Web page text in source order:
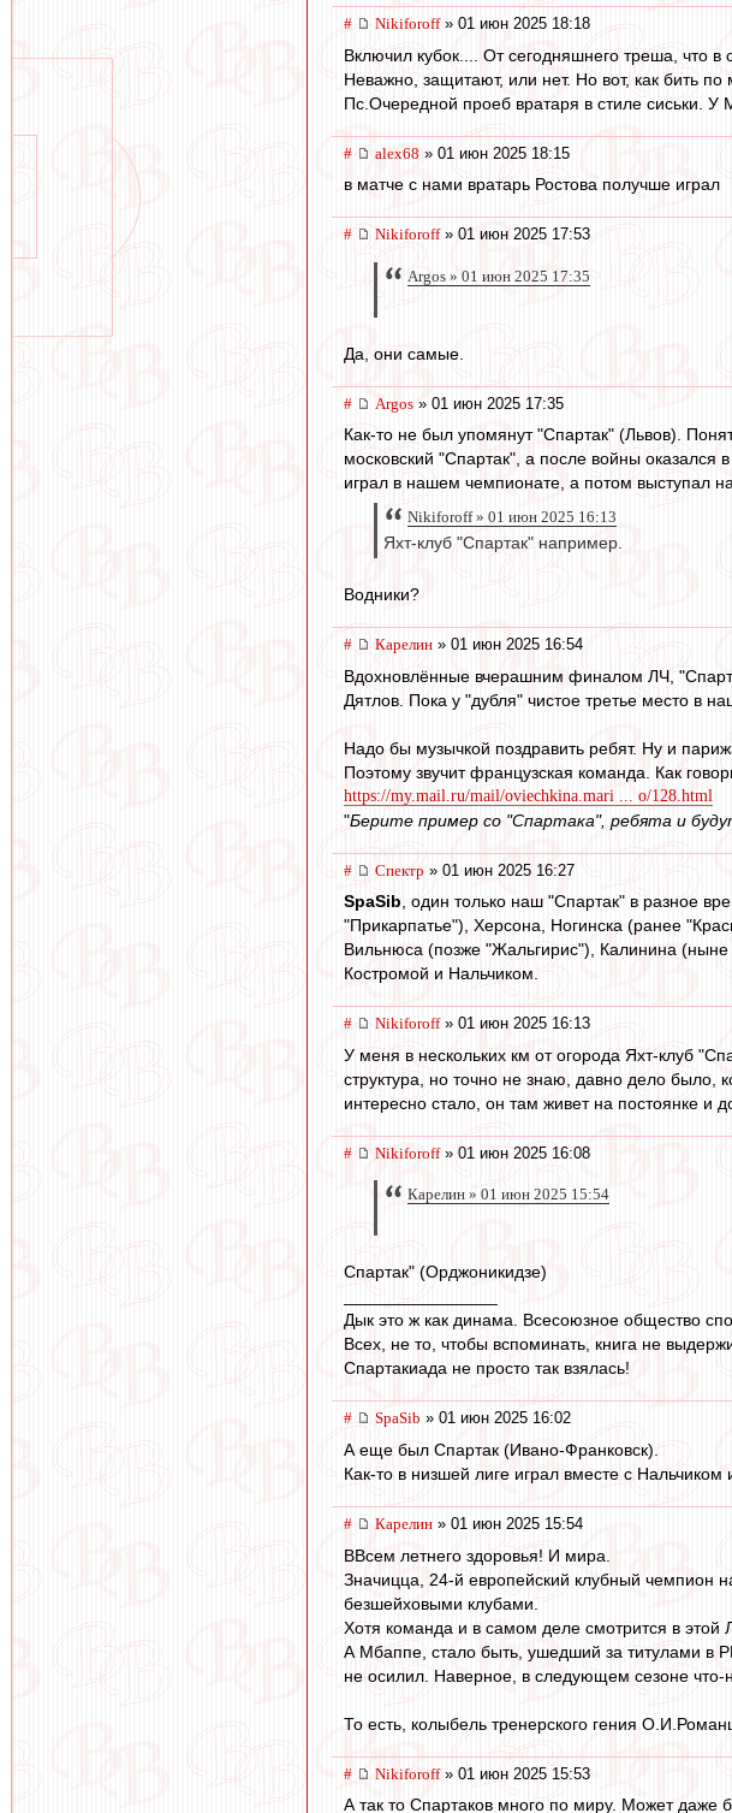
# Nikiforoff» 01 июн 2025 18:18
Включил кубок.... От сегодняшнего треша, что в
Неважно, защитают, или нет. Но вот, как бить
Пс.Очередной проеб вратаря в стиле сиськи. У
# alex68 » 01 июн 2025 18:15
в матче с нами вратарь Ростова получше играл
# Nikiforoff» 01 июн 2025 17:53
Argos » 01 июн 2025 17:35
Да, они самые.
# Argos » 01 июн 2025 17:35
Как-то не был упомянут "Спартак" (Львов).
московский "Спартак", а после войны
играл в нашем чемпионате, а потом выступал
Nikiforoff » 01 июн 2025 16:13
Яхт-клуб "Спартак" например.
Водники?
# Карелин » 01 июн 2025 16:54
Вдохновлённые вчерашним финалом ЛЧ,
Дятлов. Пока у "дубля" чистое третье место в
Надо бы музычкой поздравить ребят. Ну и
Поэтому звучит французская команда. Как
https://my.mail.ru/mail/oviechkina.mari ... o/128.html
"Берите пример со "Спартака", ребята и
# Спектр » 01 июн 2025 16:27
SpaSib, один только наш "Спартак" в разное
"Прикарпатье"), Херсона, Ногинска (ранее
Вильнюса (позже "Жальгирис"), Калинина
Костромой и Нальчиком.
# Nikiforoff» 01 июн 2025 16:13
У меня в нескольких км от огорода Яхт-клуб
структура, но точно не знаю, давно дело было,
интересно стало, он там живет на постоянке и
# Nikiforoff» 01 июн 2025 16:08
Карелин » 01 июн 2025 15:54
Спартак" (Орджоникидзе)
Дык это ж как динама. Всесоюзное общество
Всех, не то, чтобы вспоминать, книга не
Спартакиада не просто так взялась!
# SpaSib » 01 июн 2025 16:02
А еще был Спартак (Ивано-Франковск).
Как-то в низшей лиге играл вместе с Нальчиком
# Карелин » 01 июн 2025 15:54
ВВсем летнего здоровья! И мира.
Значицца, 24-й европейский клубный чемпион
безшейховыми клубами.
Хотя команда и в самом деле смотрится в этой
А Мбаппе, стало быть, ушедший за титулами в
не осилил. Наверное, в следующем сезоне что-
То есть, колыбель тренерского гения
# Nikiforoff» 01 июн 2025 15:53
А так то Спартаков много по миру. Может даже